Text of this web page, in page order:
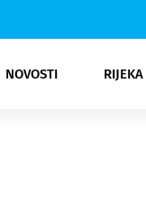
NOVOSTI
Rijeka Opatija
NK
Moda
Kultura